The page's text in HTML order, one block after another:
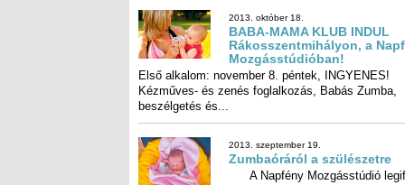
2013. szeptember 19.
Zumbaóráról a szülészetre
A Napfény Mozgásstúdió legifjabb „Zumbaba”
mindössze 55 cm, 3,45 kg, és Fodor...
Timur 83 FLABéLOS Stúdió
Május 8-án nyitott meg a Timur 83
FLABéLOS...